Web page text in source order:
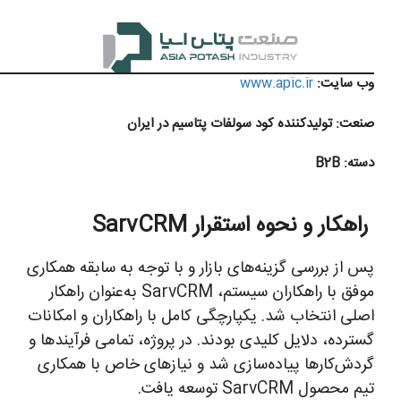
وب سایت: www.apic.ir
صنعت:تولیدکننده کود سولفات پتاسیم در ایران
دسته:B2B
راهکار و نحوه استقرار SarvCRM
پس از بررسی گزینه‌های بازار و با توجه به سابقه همکاری
موفق با راهکاران سیستم، SarvCRM به‌عنوان راهکار
اصلی انتخاب شد. یکپارچگی کامل با راهکاران و امکانات
گسترده، دلایل کلیدی بودند. در پروژه، تمامی فرآیندها و
گردش‌کارها پیاده‌سازی شد و نیازهای خاص با همکاری
تیم محصول SarvCRM توسعه یافت.